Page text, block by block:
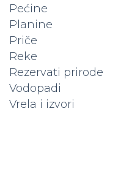
Pećine
Planine
Priče
Reke
Rezervati prirode
Vodopadi
Vrela i izvori